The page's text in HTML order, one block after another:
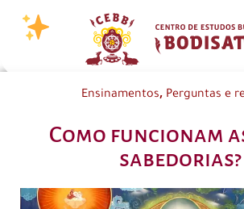
Ensinamentos, Perguntas e
Como funcionam
sabedorias?